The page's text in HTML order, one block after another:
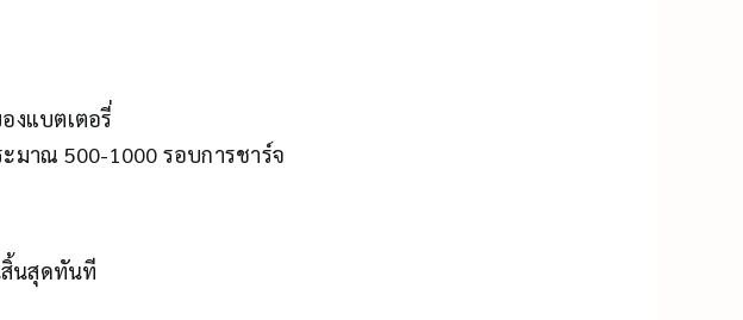
งแบตเตอรี่
มาณ 500-1000 รอบการชาร์จ
สิ้นสุดทันที